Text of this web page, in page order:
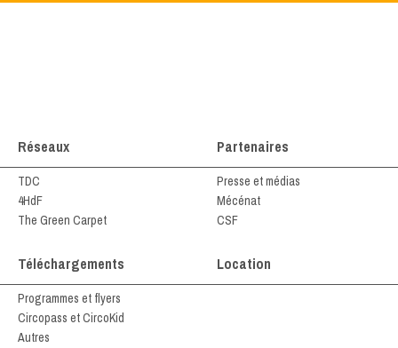
Réseaux
TDC
4HdF
The Green Carpet
Partenaires
Presse et médias
Mécénat
CSF
Téléchargements
Programmes et flyers
Circopass et CircoKid
Autres
Location